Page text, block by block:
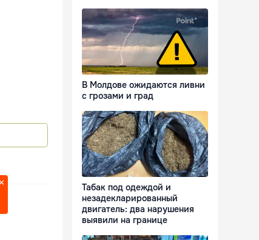
В Молдове ожидаются ливни
с грозами и град
Табак под одеждой и
незадекларированный
двигатель: два нарушения
выявили на границе